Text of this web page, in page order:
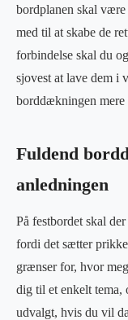
bordplanen skal
med til at skabe de
forbindelse skal du
sjovest at lave dem i
borddækningen
Fuldend
anledningen
På festbordet skal
fordi det sætter
grænser for, hvor
dig til et enkelt
udvalgt, hvis du vil